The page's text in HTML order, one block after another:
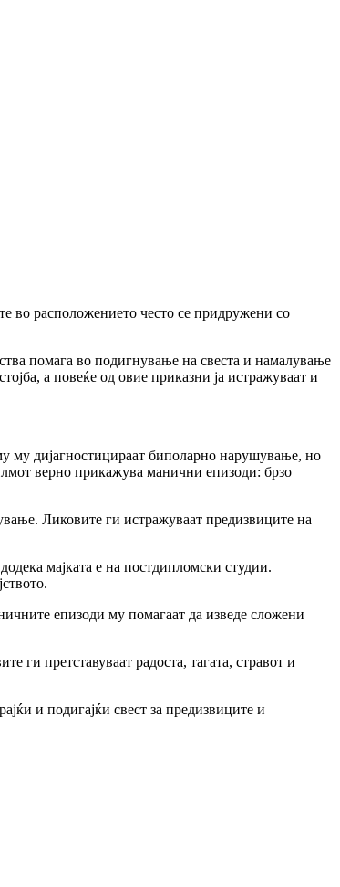
во расположението често се придружени со
помага во подигнување на свеста и намалување
а повеќе од овие приказни ја истражуваат и
му дијагностицираат биполарно нарушување, но
верно прикажува манични епизоди: брзо
Ликовите ги истражуваат предизвиците на
мајката е на постдипломски студии.
епизоди му помагаат да изведе сложени
претставуваат радоста, тагата, стравот и
и подигајќи свест за предизвиците и